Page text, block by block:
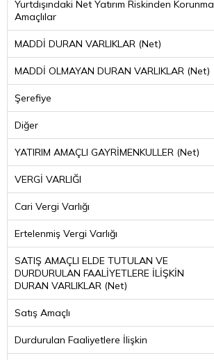
Yurtdışındaki Net Yatırım Riskinden Korunma
Amaçlılar
MADDİ DURAN VARLIKLAR (Net)
MADDİ OLMAYAN DURAN VARLIKLAR (Net)
Şerefiye
Diğer
YATIRIM AMAÇLI GAYRİMENKULLER (Net)
VERGİ VARLIĞI
Cari Vergi Varlığı
Ertelenmiş Vergi Varlığı
SATIŞ AMAÇLI ELDE TUTULAN VE
DURDURULAN FAALİYETLERE İLİŞKİN
DURAN VARLIKLAR (Net)
Satış Amaçlı
Durdurulan Faaliyetlere İlişkin